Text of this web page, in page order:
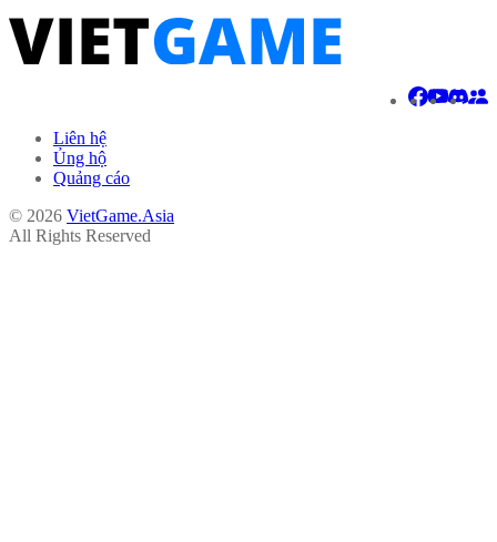
Liên hệ
Ủng hộ
Quảng cáo
© 2026 VietGame.Asia
All Rights Reserved